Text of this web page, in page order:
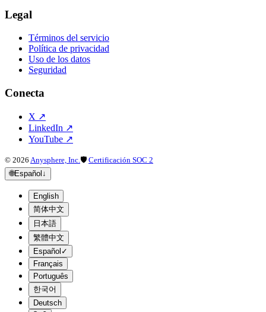
Legal
Términos del servicio
Política de privacidad
Uso de los datos
Seguridad
Conecta
X ↗
LinkedIn ↗
YouTube ↗
© 2026 Anysphere, Inc. 🛡 Certificación SOC 2
🌐Español↓
English
简体中文
日本語
繁體中文
Español ✓
Français
Português
한국어
Deutsch